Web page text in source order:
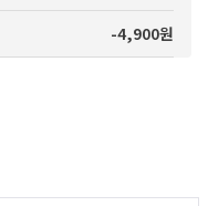
-4,900원